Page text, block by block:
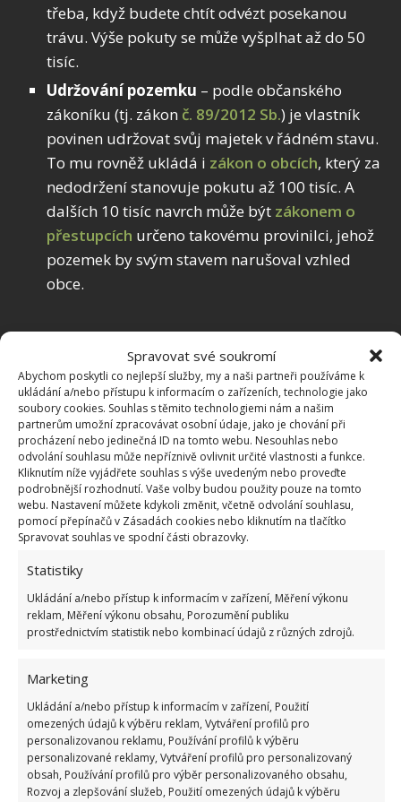
Spravovat své soukromí
Abychom poskytli co nejlepší služby, my a naši partneři používáme k
ukládání a/nebo přístupu k informacím o zařízeních, technologie jako
soubory cookies. Souhlas s těmito technologiemi nám a našim
partnerům umožní zpracovávat osobní údaje, jako je chování při
procházení nebo jedinečná ID na tomto webu. Nesouhlas nebo
odvolání souhlasu může nepříznivě ovlivnit určité vlastnosti a funkce.
Kliknutím níže vyjádřete souhlas s výše uvedeným nebo proveďte
podrobnější rozhodnutí. Vaše volby budou použity pouze na tomto
webu. Nastavení můžete kdykoli změnit, včetně odvolání souhlasu,
pomocí přepínačů v Zásadách cookies nebo kliknutím na tlačítko
Spravovat souhlas ve spodní části obrazovky.
Statistiky
Ukládání a/nebo přístup k informacím v zařízení, Měření výkonu
reklam, Měření výkonu obsahu, Porozumění publiku
prostřednictvím statistik nebo kombinací údajů z různých zdrojů.
Marketing
Ukládání a/nebo přístup k informacím v zařízení, Použití
omezených údajů k výběru reklam, Vytváření profilů pro
personalizovanou reklamu, Používání profilů k výběru
personalizované reklamy, Vytváření profilů pro personalizovaný
obsah, Používání profilů pro výběr personalizovaného obsahu,
Rozvoj a zlepšování služeb, Použití omezených údajů k výběru
třeba, když budete chtít odvézt posekanou
trávu. Výše pokuty se může vyšplhat až do 50
tisíc.
Udržování pozemku – podle občanského
zákoníku (tj. zákon č. 89/2012 Sb.) je vlastník
povinen udržovat svůj majetek v řádném stavu.
To mu rovněž ukládá i zákon o obcích, který za
nedodržení stanovuje pokutu až 100 tisíc. A
dalších 10 tisíc navrch může být zákonem o
přestupcích určeno takovému provinilci, jehož
pozemek by svým stavem narušoval vzhled
obce.
Přidejte svůj názor
KOMENTOVAT